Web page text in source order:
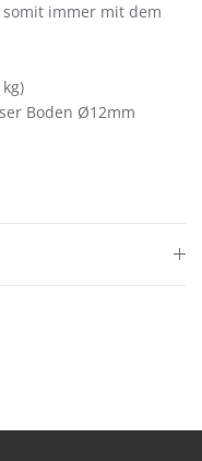
immer mit dem
Boden Ø12mm